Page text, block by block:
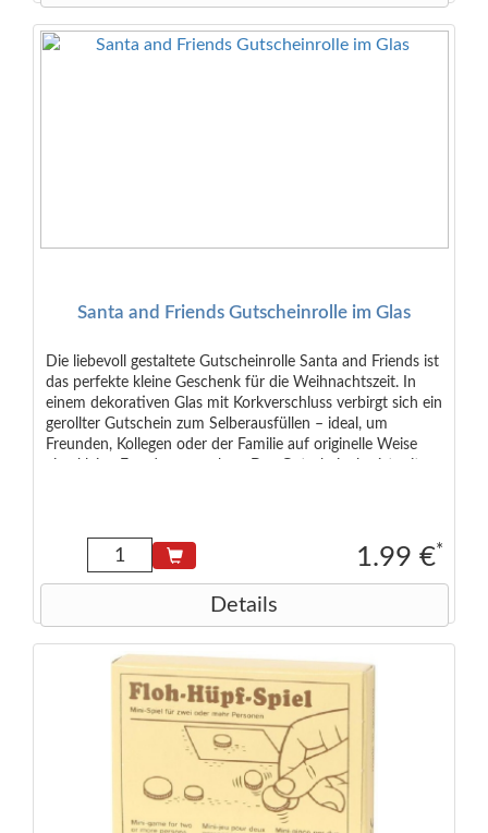
Santa and Friends Gutscheinrolle im Glas
Die liebevoll gestaltete Gutscheinrolle Santa and Friends ist
das perfekte kleine Geschenk für die Weihnachtszeit. In
einem dekorativen Glas mit Korkverschluss verbirgt sich ein
gerollter Gutschein zum Selberausfüllen – ideal, um
Freunden, Kollegen oder der Familie auf originelle Weise
oder Eisbär - die Auswahl erfolgt zufällig sortiert) Größe:
ca. 8 × 3 × 3 cm
1.99 €*
Details